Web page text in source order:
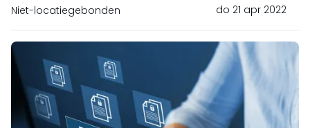
Niet-locatiegebonden do 21 apr 2022